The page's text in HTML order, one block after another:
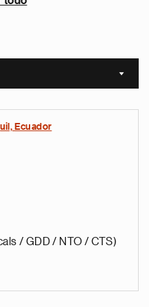
Sort
Ecuador
/ GDD / NTO / CTS)